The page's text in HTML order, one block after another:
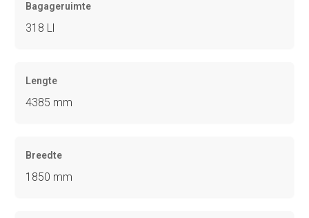
Bagageruimte
318 Ll
Lengte
4385 mm
Breedte
1850 mm